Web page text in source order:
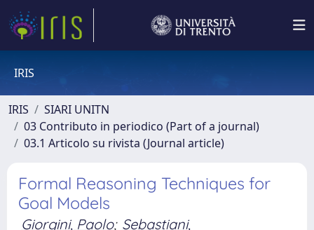
IRIS
IRIS
SIARI UNITN
03 Contributo in periodico (Part of a journal)
03.1 Articolo su rivista (Journal article)
Formal Reasoning Techniques for
Goal Models
Giorgini, Paolo; Sebastiani,